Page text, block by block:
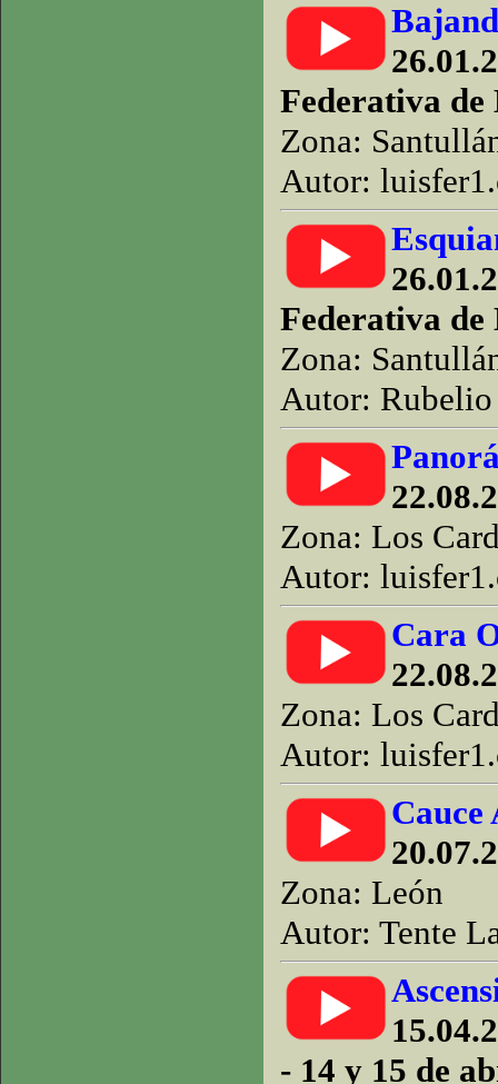
Federativa de
Zona:
Autor:
Federativa de
Zona:
Autor:
Zona: Los
Autor:
Cara
Zona: Los
Autor:
Cauce
Zona: León
Autor: Tente
- 14 y 15 de